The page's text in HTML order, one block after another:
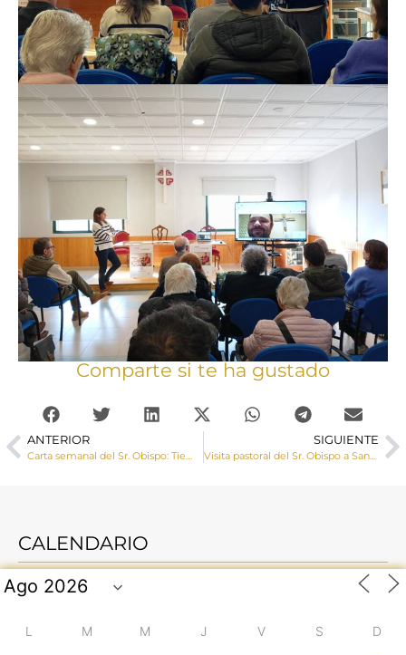
Comparte si te ha gustado
ANTERIOR SIGUIENTE
Visita pastoral del Sr. Obispo a Santa María de los Llanos y Las Mesas
CALENDARIO
L M M J V S D